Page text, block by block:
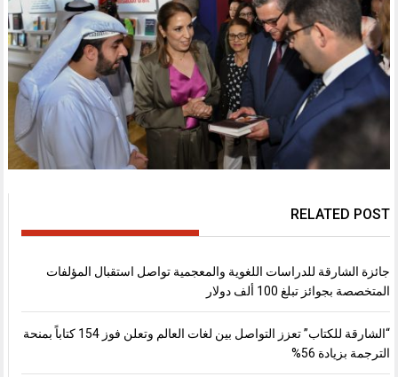
RELATED POST
جائزة الشارقة للدراسات اللغوية والمعجمية تواصل استقبال المؤلفات
المتخصصة بجوائز تبلغ 100 ألف دولار
“الشارقة للكتاب” تعزز التواصل بين لغات العالم وتعلن فوز 154 كتاباً بمنحة
الترجمة بزيادة 56%